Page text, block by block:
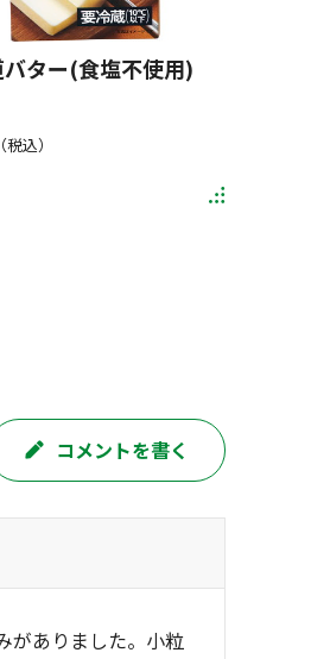
ター(食塩不使用)
（税込）
コメントを書く
がありました。小粒